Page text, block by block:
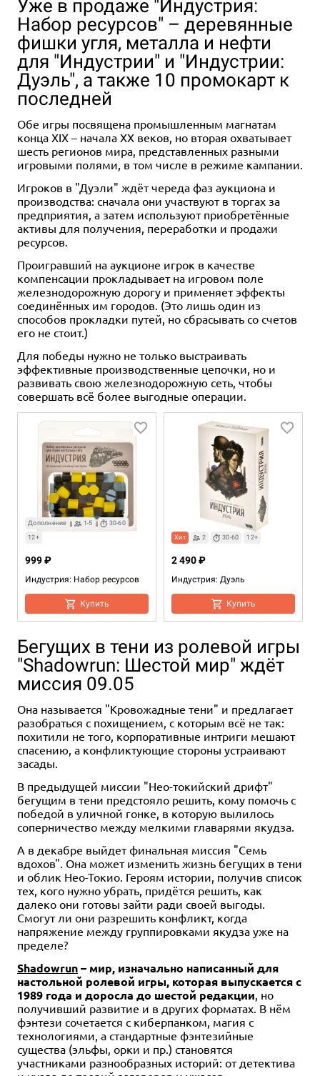
2-4 60 16+
Набор "Городской убийца":
"По горячим следам"
3 036 ₽ 3 570 ₽ -15%
Уведомить о наличии
Блокнот "Городской убийца"
390 ₽
Купить
Значок деревянный
"Городской убийца. Рука"
140 ₽
Купить
Стикерпак "Городской
190 ₽
Кружка-хамелеон "Городской
убийца"
455 ₽ 650 ₽ -30%
Купить
Уже в продаже "Индустрия:
Набор ресурсов" – деревянные
фишки угля, металла и нефти
для "Индустрии" и "Индустрии:
Дуэль", а также 10 промокарт к
последней
Обе игры посвящена промышленным магнатам
конца XIX – начала XX веков, но вторая охватывает
шесть регионов мира, представленных разными
игровыми полями, в том числе в режиме кампании.
Игроков в "Дуэли" ждёт череда фаз аукциона и
производства: сначала они участвуют в торгах за
предприятия, а затем используют приобретённые
активы для получения, переработки и продажи
ресурсов.
Проигравший на аукционе игрок в качестве
компенсации прокладывает на игровом поле
железнодорожную дорогу и применяет эффекты
соединённых им городов. (Это лишь один из
способов прокладки путей, но сбрасывать со счетов
его не стоит.)
Для победы нужно не только выстраивать
эффективные производственные цепочки, но и
развивать свою железнодорожную сеть, чтобы
совершать всё более выгодные операции.
Дополнение 1-5
30-60
12+
Индустрия: Набор ресурсов
999 ₽
Купить
Хит 2 30-60 12+
Индустрия: Дуэль
2 490 ₽
Купить
Индустрия
48 отзывов
2 990 ₽
Купить
Индустрия: Интербеллум
7 отзывов
Купить
Набор "Индустрия": "Напряги
свою промышленность"
6 054 ₽
Купить
Игровой коврик "Индустрия"
2 отзыва
Купить
Стикерпак "Индустрия"
190 ₽
Купить
Значок металлический
"Индустрия"
Купить
Значок деревянный
"Индустрия. Цилиндр"
90 ₽
Купить
Бегущих в тени из ролевой игры
"Shadowrun: Шестой мир" ждёт
миссия 09.05
Она называется "Кровожадные тени" и предлагает
разобраться с похищением, с которым всё не так:
похитили не того, корпоративные интриги мешают
спасению, а конфликтующие стороны устраивают
засады.
В предыдущей миссии "Нео-токийский дрифт"
бегущим в тени предстояло решить, кому помочь с
победой в уличной гонке, в которую вылилось
соперничество между мелкими главарями якудза.
А в декабре выйдет финальная миссия "Семь
вдохов". Она может изменить жизнь бегущих в тени
и облик Нео-Токио. Героям истории, получив список
тех, кого нужно убрать, придётся решить, как
далеко они готовы зайти ради своей выгоды.
Смогут ли они разрешить конфликт, когда
напряжение между группировками якудза уже на
пределе?
Shadowrun– мир, изначально написанный для
настольной ролевой игры, которая выпускается с
1989 года и доросла до шестой редакции , но
получивший развитие и в других форматах. В нём
фэнтези сочетается с киберпанком, магия с
технологиями, а стандартные фэнтезийные
существа (эльфы, орки и пр.) становятся
участниками разнообразных историй: от детектива